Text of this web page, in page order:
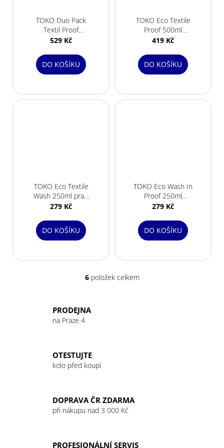
TOKO Duo Pack
Textil Proof
250ml/Textil Wash
529 Kč
DO KOŠÍKU
TOKO Eco Textile
Proof 500ml
impregnace sprej
419 Kč
DO KOŠÍKU
TOKO Eco Textile
Wash 250ml prací
prostředek
279 Kč
DO KOŠÍKU
TOKO Eco Wash In
Proof 250ml
impregnace do
279 Kč
DO KOŠÍKU
O
k
y
6položek celkem
PRODEJNA
na Praze 4
OTESTUJTE
kolo před koupí
DOPRAVA ČR ZDARMA
při nákupu nad 3 000 Kč
PROFESIONÁLNÍ SERVIS